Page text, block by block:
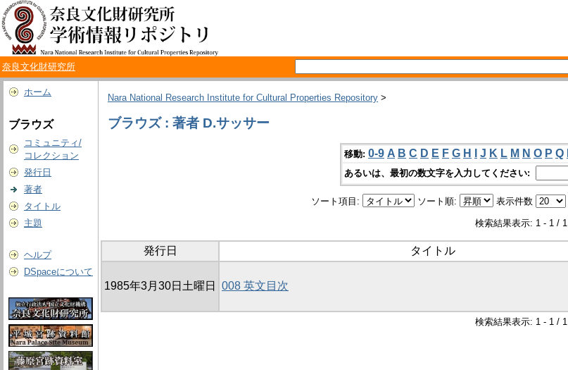
奈良文化財研究所
ホーム
ブラウズ
コミュニティ/
コレクション
発行日
著者
タイトル
主題
ヘルプ
DSpaceについて
Nara National Research Institute for Cultural Properties Repository >
ブラウズ : 著者 D.サッサー
移動: 0-9 A B C D E F G H J K L M N O P Q
あるいは、最初の数文字を入力してください:
ソート項目: ソート順: 表示件数
検索結果表示: 1 - 1 / 1
発行日 タイトル
1985年3月30日土曜日 008 英文目次
検索結果表示: 1 - 1 / 1